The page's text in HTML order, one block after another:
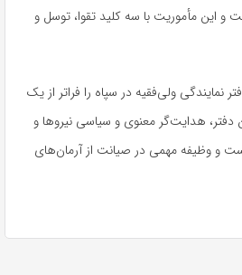
مأموریت با سه کلید تقوا، توسل و
ولی‌فقیه در سپاه را فراتر از یک
دفتر، هدایت‌گر معنوی و سیاسی نیروها و
و وظیفه مهمی در صیانت از آرمان‌های